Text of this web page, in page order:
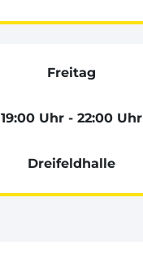
Freitag
19:00 Uhr - 22:00 Uhr
Dreifeldhalle